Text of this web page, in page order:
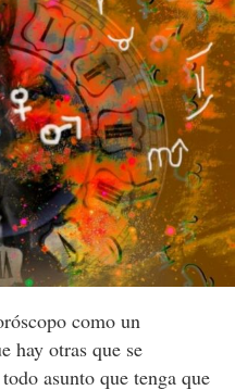
como un
hay otras que se
asunto que tenga que